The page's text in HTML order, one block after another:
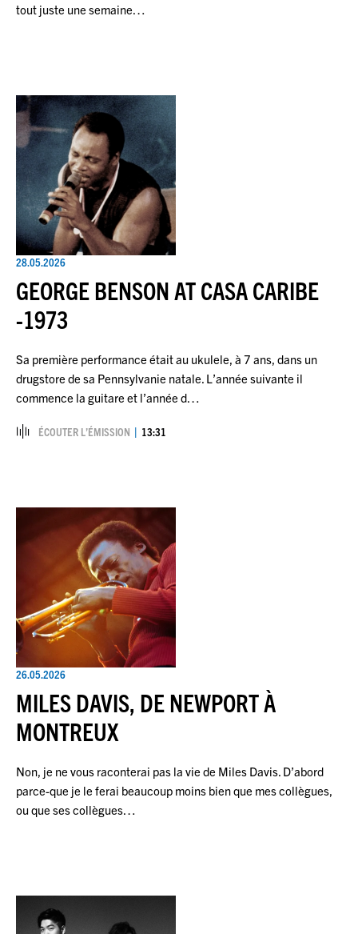
tout juste une semaine…
28.05.2026
GEORGE BENSON AT CASA CARIBE
-1973
Sa première performance était au ukulele, à 7 ans, dans un
drugstore de sa Pennsylvanie natale. L’année suivante il
commence la guitare et l’année d…
ÉCOUTER L’ÉMISSION 13:31
26.05.2026
MILES DAVIS, DE NEWPORT À
MONTREUX
Non, je ne vous raconterai pas la vie de Miles Davis. D’abord
parce-que je le ferai beaucoup moins bien que mes collègues,
ou que ses collègues…